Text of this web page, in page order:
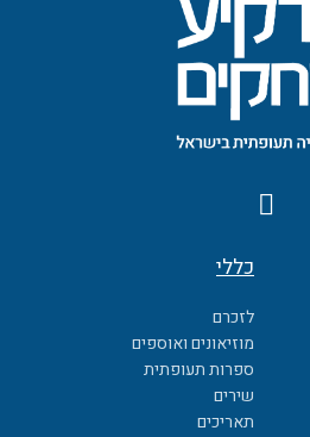
F
a
e
b
o
o
k
כללי
לזכרם
מוזיאונים ואוספים
ספרות תעופתית
שירים
תאריכים